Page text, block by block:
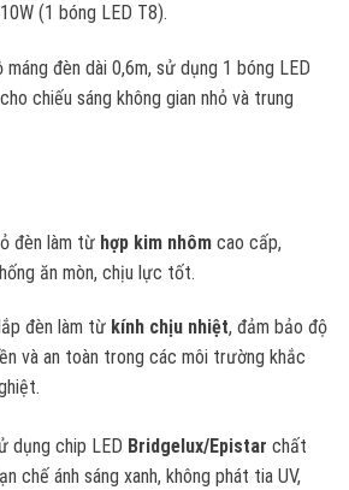
(1 bóng LED T8).
máng đèn dài 0,6m, sử dụng 1 bóng LED
chiếu sáng không gian nhỏ và trung
đèn làm từ hợp kim nhôm cao cấp,
ăn mòn, chịu lực tốt.
đèn làm từ kính chịu nhiệt, đảm bảo độ
và an toàn trong các môi trường khắc
dụng chip LED Bridgelux/Epistar chất
chế ánh sáng xanh, không phát tia UV,